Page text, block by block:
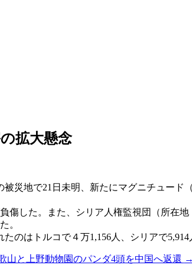
拡大懸念
災地で21日未明、新たにマグニチュード
傷した。また、シリア人権監視団（所在
。
のはトルコで４万1,156人、シリアで5,914
山と上野動物園のパンダ4頭を中国へ返還 →